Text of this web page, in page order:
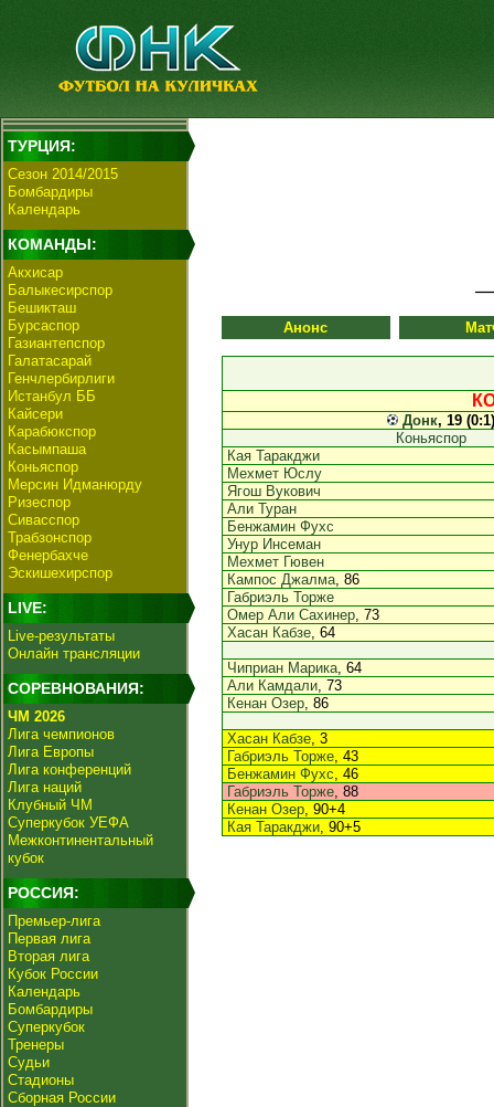
ТУРЦИЯ:
Сезон 2014/2015
Бомбардиры
Календарь
КОМАНДЫ:
Акхисар
Балыкесирспор
Бешикташ
Бурсаспор
Газиантепспор
Галатасарай
Генчлербирлиги
Истанбул ББ
Кайсери
Карабюкспор
Касымпаша
Коньяспор
Мерсин Идманюрду
Ризеспор
Сивасспор
Трабзонспор
Фенербахче
Эскишехирспор
LIVE:
Live-результаты
Онлайн трансляции
СОРЕВНОВАНИЯ:
ЧМ 2026
Лига чемпионов
Лига Европы
Лига конференций
Лига наций
Клубный ЧМ
Суперкубок УЕФА
Межконтинентальный
кубок
РОССИЯ:
Премьер-лига
Первая лига
Вторая лига
Кубок России
Календарь
Бомбардиры
Суперкубок
Тренеры
Судьи
Стадионы
Сборная России
Анонс
Донк, 19
Коньяспор
Кая Таракджи
Мехмет Юслу
Ягош Вукович
Али Туран
Бенжамин Фухс
Унур Инсеман
Мехмет Гювен
Кампос Джалма, 86
Габриэль Торже
Омер Али Сахинер, 73
Хасан Кабзе, 64
Чиприан Марика, 64
Али Камдали, 73
Кенан Озер, 86
Хасан Кабзе, 3
Габриэль Торже, 43
Бенжамин Фухс, 46
Габриэль Торже, 88
Кенан Озер, 90+4
Кая Таракджи, 90+5